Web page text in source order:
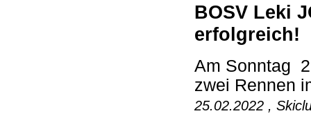
BOSV Leki
erfolgreich!
Am Sonntag
zwei Rennen
25.02.2022 ,